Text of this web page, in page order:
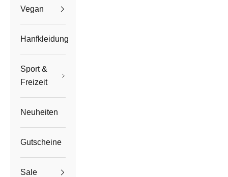
Vegan
Hanfkleidung
Sport &
Freizeit
Neuheiten
Gutscheine
Sale